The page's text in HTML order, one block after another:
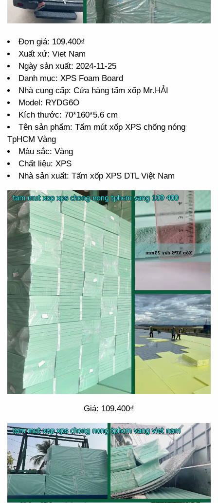
Đơn giá: 109.400₫
Xuất xứ: Viet Nam
Ngày sản xuất: 2024-11-25
Danh mục: XPS Foam Board
Nhà cung cấp: Cửa hàng tấm xốp Mr.HẢI
Model: RYDG6O
Kích thước: 70*160*5.6 cm
Tên sản phẩm: Tấm mút xốp XPS chống nóng
TpHCM Vàng
Màu sắc: Vàng
Chất liệu: XPS
Nhà sản xuất: Tấm xốp XPS DTL Việt Nam
Giá: 109.400₫